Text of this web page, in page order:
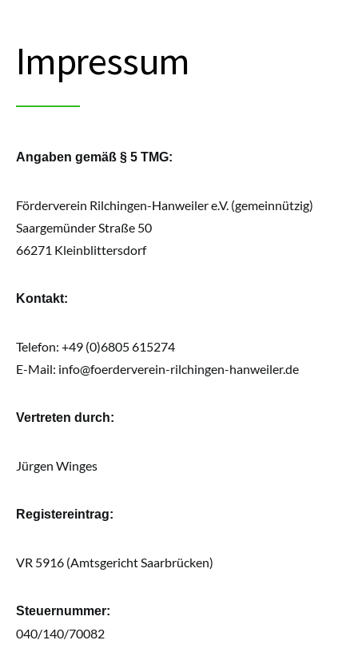
Impressum
Angaben gemäß § 5 TMG:
Förderverein Rilchingen-Hanweiler e.V. (gemeinnützig)
Saargemünder Straße 50
66271 Kleinblittersdorf
Kontakt:
Telefon: +49 (0)6805 615274
E-Mail: info@foerderverein-rilchingen-hanweiler.de
Vertreten durch:
Jürgen Winges
Registereintrag:
VR 5916 (Amtsgericht Saarbrücken)
Steuernummer:
040/140/70082